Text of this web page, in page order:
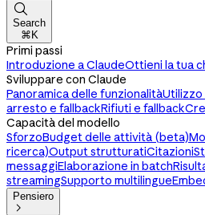

Search
⌘K
Primi passi
Introduzione a ClaudeOttieni la tua
Sviluppare con Claude
Panoramica delle funzionalitàUtilizzo
arresto e fallbackRifiuti e fallback
Capacità del modello
SforzoBudget delle attività (beta)
ricerca)Output strutturatiCitazioni
messaggiElaborazione in batch
streamingSupporto multilingue
Pensiero
